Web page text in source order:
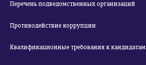
Перечень подведомственных организаций
Противодействие коррупции
Квалификационные требования к кандидатам